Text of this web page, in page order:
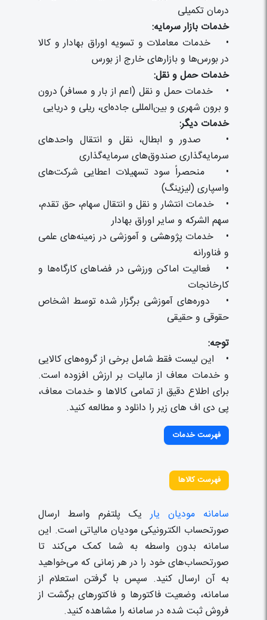
درمان تکمیلی
خدمات بازار سرمایه:
• خدمات معاملات و تسویه اوراق بهادار و کالا
در بورس‌ها و بازارهای خارج از بورس
خدمات حمل و نقل:
• خدمات حمل و نقل (اعم از بار و مسافر) درون
و برون شهری و بین‌المللی جاده‌ای، ریلی و دریایی
خدمات دیگر:
• صدور و ابطال، نقل و انتقال واحدهای
سرمایه‌گذاری صندوق‌های سرمایه‌گذاری
• منحصراً سود تسهیلات اعطایی شرکت‌های
واسپاری (لیزینگ)
• خدمات انتشار و نقل و انتقال سهام، حق تقدم،
سهم الشرکه و سایر اوراق بهادار
• خدمات پژوهشی و آموزشی در زمینه‌های علمی
و فناورانه
• فعالیت اماکن ورزشی در فضاهای کارگاه‌ها و
کارخانجات
• دوره‌های آموزشی برگزار شده توسط اشخاص
حقوقی و حقیقی
توجه:
• این لیست فقط شامل برخی از گروه‌های کالایی
و خدمات معاف از مالیات بر ارزش افزوده است.
برای اطلاع دقیق از تمامی کالاها و خدمات معاف،
پی دی اف های زیر را دانلود و مطالعه کنید.
فهرست خدمات
فهرست كالاها
سامانه مودیان یاریک پلتفرم واسط ارسال
صورتحساب الکترونیکی مودیان مالیاتی است. این
سامانه بدون واسطه به شما کمک می‌کند تا
صورتحساب‌های خود را در هر زمانی که می‌خواهید
به آن ارسال کنید. سپس با گرفتن استعلام از
سامانه، وضعیت فاکتور‌ها و فاکتورهای برگشت از
فروش ثبت شده در سامانه را مشاهده کنید.